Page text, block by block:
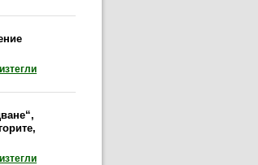
изтеглидокумент: Заповед № 628/29.06.2023 г. на
изтеглидокумент: Заповед № 79/26.01.2022 г. за